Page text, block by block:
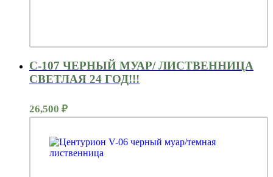
С-107 ЧЕРНЫЙ МУАР/ ЛИСТВЕННИЦА
СВЕТЛАЯ 24 ГОД!!!
26,500 ₽